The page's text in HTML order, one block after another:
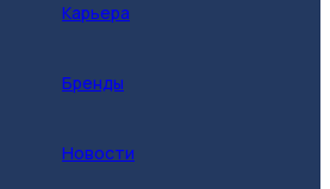
Карьера
Бренды
Новости